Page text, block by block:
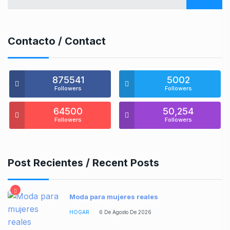
Contacto / Contact
875541
Followers
5002
Followers
64500
Followers
50,254
Followers
Post Recientes / Recent Posts
Moda para mujeres reales
HOGAR 6 De Agosto De 2026